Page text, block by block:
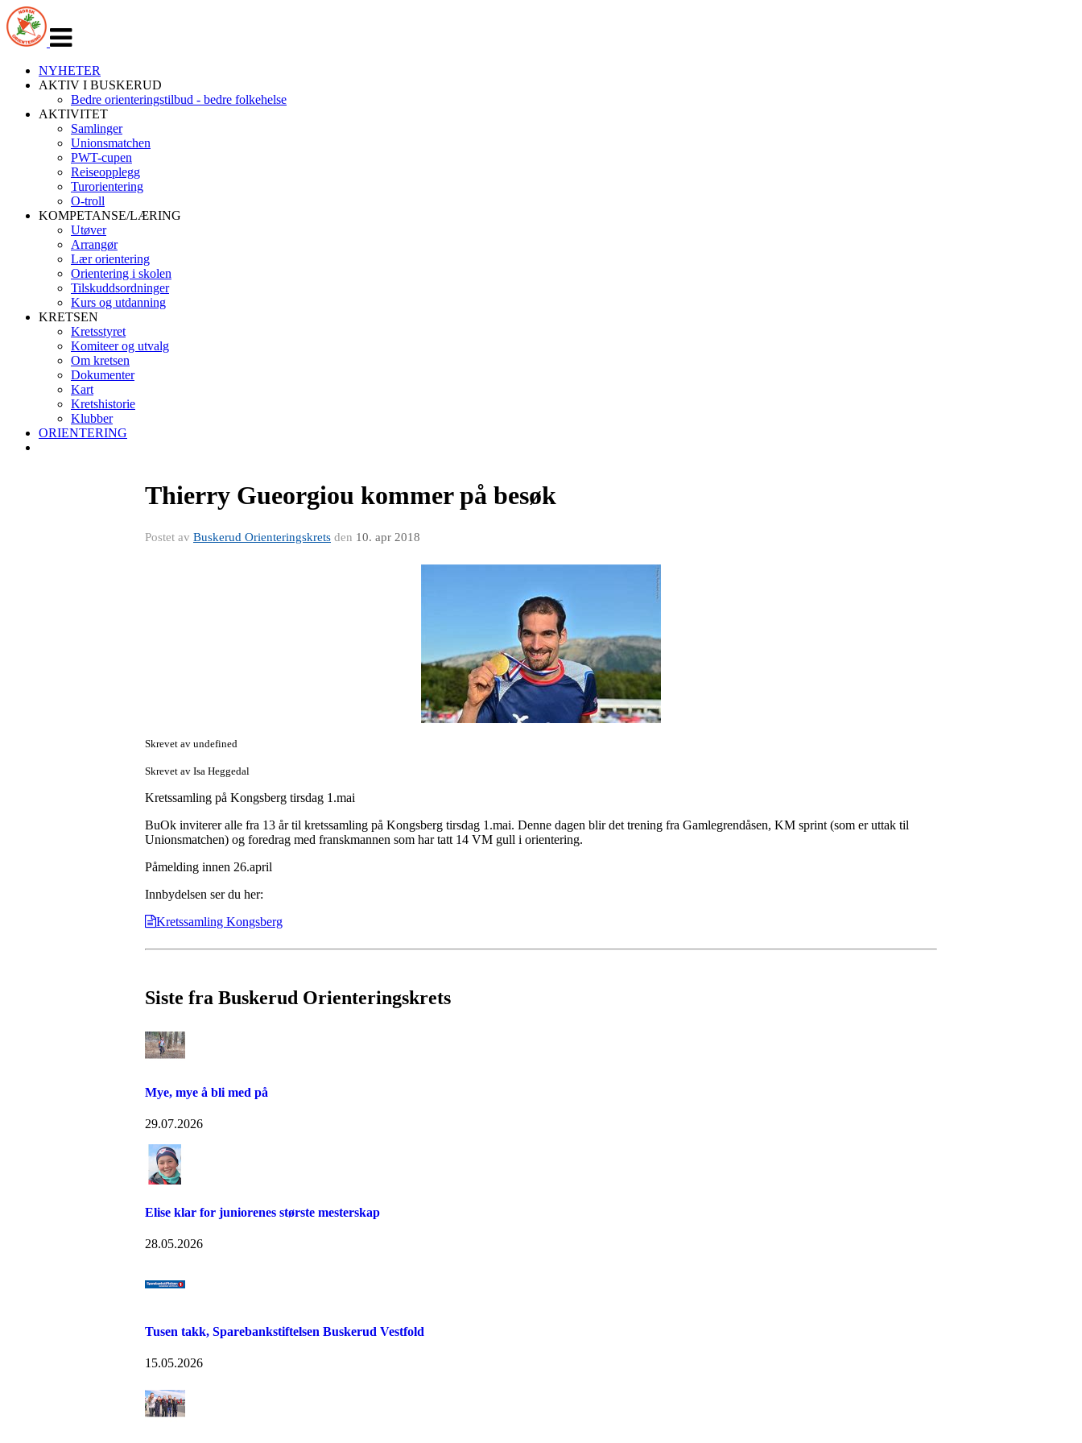
navigasjon
NYHETER
AKTIV I BUSKERUD
Bedre orienteringstilbud - bedre folkehelse
AKTIVITET
Samlinger
Unionsmatchen
PWT-cupen
Reiseopplegg
Turorientering
O-troll
KOMPETANSE/LÆRING
Utøver
Arrangør
Lær orientering
Orientering i skolen
Tilskuddsordninger
Kurs og utdanning
KRETSEN
Kretsstyret
Komiteer og utvalg
Om kretsen
Dokumenter
Kart
Kretshistorie
Klubber
ORIENTERING
Thierry Gueorgiou kommer på besøk
Postet av Buskerud Orienteringskrets den 10. apr 2018
Skrevet av undefined
Skrevet av Isa Heggedal
Kretssamling på Kongsberg tirsdag 1.mai
BuOk inviterer alle fra 13 år til kretssamling på Kongsberg tirsdag 1.mai. Denne dagen blir det trening fra Gamlegrendåsen, KM sprint (som er uttak til
Unionsmatchen) og foredrag med franskmannen som har tatt 14 VM gull i orientering.
Påmelding innen 26.april
Innbydelsen ser du her:
Kretssamling Kongsberg
Siste fra Buskerud Orienteringskrets
Mye, mye å bli med på
29.07.2026
Elise klar for juniorenes største mesterskap
28.05.2026
Tusen takk, Sparebankstiftelsen Buskerud Vestfold
15.05.2026